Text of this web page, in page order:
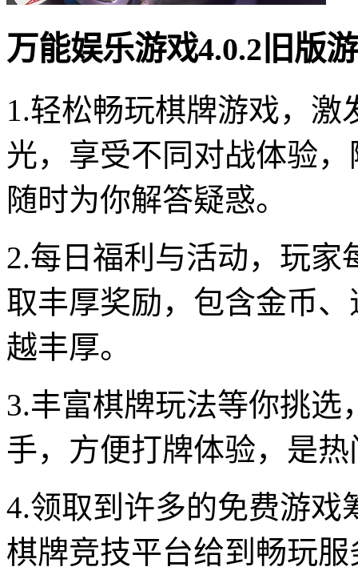
万能娱乐游戏4.0.2旧版
1.轻松畅玩棋牌游戏，
光，享受不同对战体验
随时为你解答疑惑。
2.每日福利与活动，玩
取丰厚奖励，包含金币
越丰厚。
3.丰富棋牌玩法等你挑
手，方便打牌体验，是
4.领取到许多的免费游戏
棋牌竞技平台给到畅玩